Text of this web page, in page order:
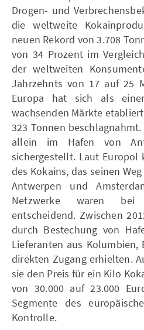
Drogen- und
die weltweite
neuen Rekord von 3.708
von 34 Prozent im
der weltweiten
Jahrzehnts von 17 auf 25
Europa hat sich als
wachsenden Märkte
323 Tonnen
allein im Hafen von
sichergestellt. Laut Europol
des Kokains, das seinen
Antwerpen und
Netzwerke waren bei
entscheidend. Zwischen
durch Bestechung von
Lieferanten aus Kolumbien,
direkten Zugang erhielten.
sie den Preis für ein Kilo
von 30.000 auf 23.000
Segmente des
Kontrolle.